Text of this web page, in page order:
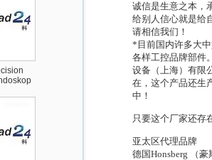
窥镜
诚信是生意之本，
给别人信心就是给
请相信我们！
*目前国内许多大
各样工控品牌部件
设备（上海）有限
在，这个产品还生
中！
只要这个厂家还存
亚太区代理品牌
德国Honsberg （